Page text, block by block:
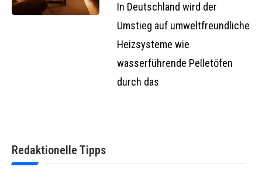
In Deutschland wird der
Umstieg auf umweltfreundliche
Heizsysteme wie
wasserführende Pelletöfen
durch das
Redaktionelle Tipps